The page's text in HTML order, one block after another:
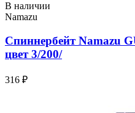
В наличии
Namazu
Спиннербейт Namazu
цвет 3/200/
316 ₽